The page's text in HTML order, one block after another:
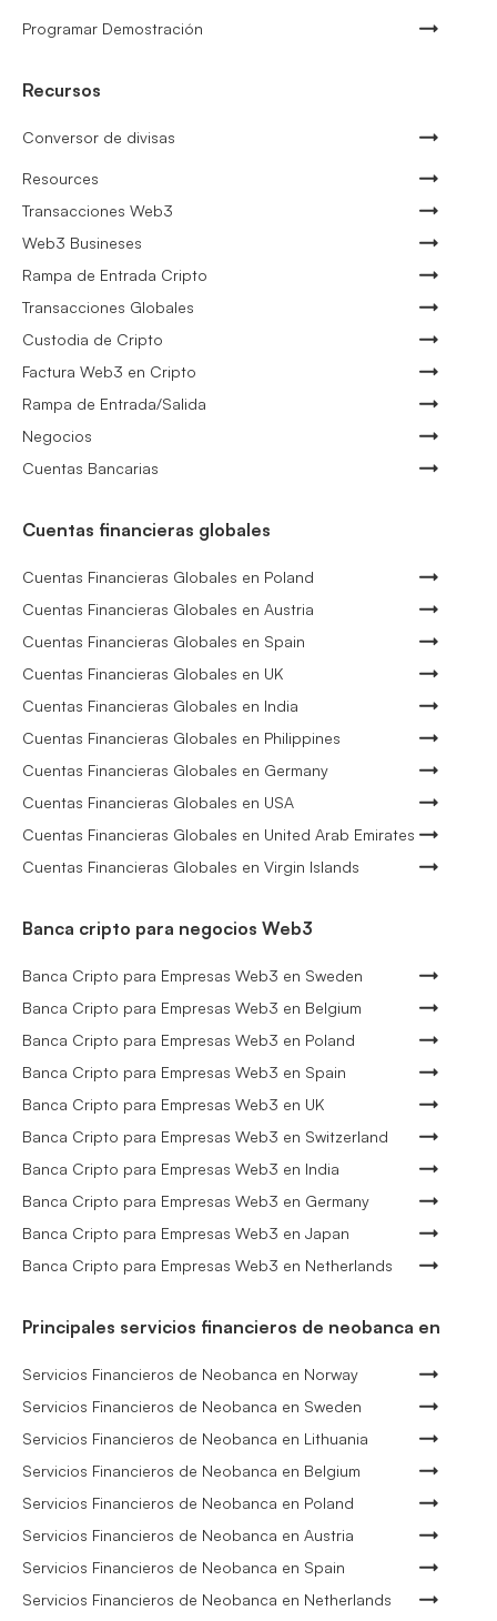
Programar Demostración
Recursos
Conversor de divisas
Resources
Transacciones Web3
Web3 Busineses
Rampa de Entrada Cripto
Transacciones Globales
Custodia de Cripto
Factura Web3 en Cripto
Rampa de Entrada/Salida
Negocios
Cuentas Bancarias
Cuentas financieras globales
Cuentas Financieras Globales en Poland
Cuentas Financieras Globales en Austria
Cuentas Financieras Globales en Spain
Cuentas Financieras Globales en UK
Cuentas Financieras Globales en India
Cuentas Financieras Globales en Philippines
Cuentas Financieras Globales en Germany
Cuentas Financieras Globales en USA
Cuentas Financieras Globales en United Arab Emirates
Cuentas Financieras Globales en Virgin Islands
Banca cripto para negocios Web3
Banca Cripto para Empresas Web3 en Sweden
Banca Cripto para Empresas Web3 en Belgium
Banca Cripto para Empresas Web3 en Poland
Banca Cripto para Empresas Web3 en Spain
Banca Cripto para Empresas Web3 en UK
Banca Cripto para Empresas Web3 en Switzerland
Banca Cripto para Empresas Web3 en India
Banca Cripto para Empresas Web3 en Germany
Banca Cripto para Empresas Web3 en Japan
Banca Cripto para Empresas Web3 en Netherlands
Principales servicios financieros de neobanca en
Servicios Financieros de Neobanca en Norway
Servicios Financieros de Neobanca en Sweden
Servicios Financieros de Neobanca en Lithuania
Servicios Financieros de Neobanca en Belgium
Servicios Financieros de Neobanca en Poland
Servicios Financieros de Neobanca en Austria
Servicios Financieros de Neobanca en Spain
Servicios Financieros de Neobanca en Netherlands